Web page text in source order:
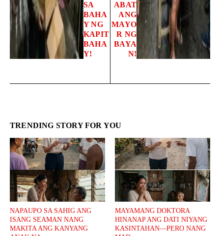
SA
BAHA
Y NG
KAPIT
BAHA
Y!
ABAT
ANG
MAYO
R NG
BAYA
N!
TRENDING STORY FOR YOU
NAPAUPO SA SAHIG ANG
ISANG SEAMAN NANG
MAKITA ANG KANYANG
MAYAMANG DOKTORA
HINANAP ANG DATI NIYANG
KASINTAHAN—PERO NANG